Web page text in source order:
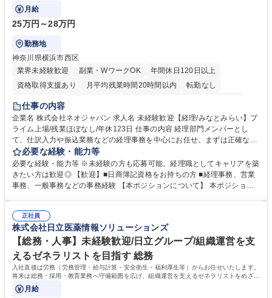
理知識を身につけていただきます。
月給
25万円～28万円
勤務地
神奈川県横浜市西区
業界未経験歓迎
副業・WワークOK
年間休日120日以上
資格取得支援あり
月平均残業時間20時間以内
転勤なし
未経験者歓迎
完全週休2日制
交通費支給 駅近5分以内 土日祝休み
服装自由
寮・社宅あり
仕事の内容
企業名 株式会社ネオジャパン 求人名 未経験歓迎【経理/みなとみらい】プ
ライム上場/残業ほぼなし/年休123日 仕事の内容 経理部門メンバーとし
て、仕訳入力や振込業務などの経理事務を中心にお任せ。まずは正確な入
力・確認業務からスタートし、既存メンバーと一緒に業務を進めながら段
階的に経理知識を身につけていただきます。 【具体的には】 ■社内稟議に
基づく仕訳入力 ■月末の振込業務 ■明細作成 ■伝票処理、記帳業務 ■既存
メンバーの業務サポート 【将来的には】 ■月次決算補助 ■四半期・年次決
想定です。 募集職種 未経験歓迎【経理/みなとみらい】プライム上場/残業
ほぼなし/年休123日
必要な経験・能力等
必要な経験・能力等 ※未経験の方も応募可能。経理職としてキャリアを築
きたい方は歓迎◎ 【歓迎】■日商簿記資格をお持ちの方 ■経理事務、営業
事務、一般事務などの事務経験 【本ポジションについて】 本ポジション
当し、3～5年をかけて月次決算・四半期決算・開示資料作成補助などへス
テップアップできます。また、残業は通常月ほぼなく、決算月でも10時間
未満のため、無理なく経理として専門性を身につけられる環境です。 学
歴・資格 学歴：大学院 大学 高専 短大 専修学校 高校 語学力： 資格：日商
簿記検定1級 日商簿記検定2級
正社員
株式会社日立医薬情報ソリューションズ
【総務・人事】未経験歓迎/日立グループ/組織運営を支
えるゼネラリストを目指す 総務
入社直後は労務（労務管理・給与計算・安全衛生・福利厚生等）からお任せいたします。
将来は総務・採用・教育業務へ守備範囲を広げ、組織運営を支えるゼネラリストをめざせ
ます。
月給